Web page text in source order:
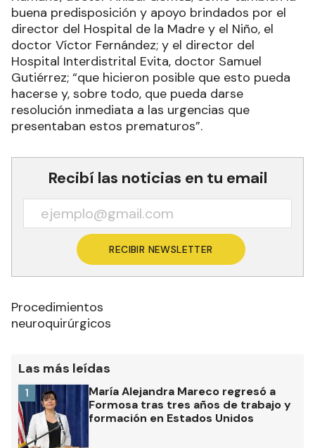
buena predisposición y apoyo brindados por el
director del Hospital de la Madre y el Niño, el
doctor Víctor Fernández; y el director del
Hospital Interdistrital Evita, doctor Samuel
Gutiérrez; “que hicieron posible que esto pueda
hacerse y, sobre todo, que pueda darse
resolución inmediata a las urgencias que
presentaban estos prematuros”.
Recibí las noticias en tu email
RECIBIR NEWSLETTER
Procedimientos
neuroquirúrgicos
Las más leídas
María Alejandra Mareco regresó a
Formosa tras tres años de trabajo y
formación en Estados Unidos
1